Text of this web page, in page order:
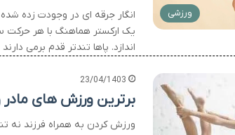
ورزشی
انگار جرقه ای در وجودت زده
یک ارکستر هماهنگ با هر حرکت
اندازد. پاها تندتر قدم برمی
23/04/1403
برترین ورزش های مادر و
ورزش کردن به همراه فرزند نه